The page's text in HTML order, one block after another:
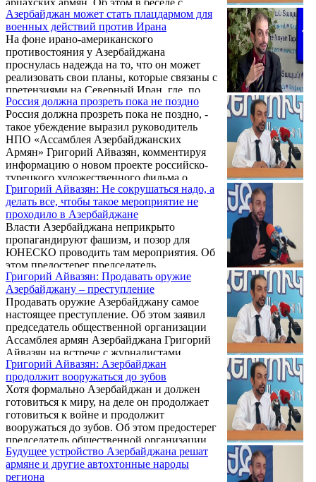
арцахских армян. Об этом в беседе с
журналистами в мемориале Цицернакаберд
13 января заявил глава Ассамблеи армян
Азербайджана Григорий Айвазян.
Азербайджан может стать плацдармом для
военных действий против Ирана
На фоне ирано-американского
противостояния у Азербайджана
проснулась надежда на то, что он может
реализовать свои планы, которые связаны с
претензиями на Северный Иран, где, по
некоторым данным, живет около 30 млн.
азербайджанцев. Об этом на встрече с
журналистами 8 января заявил председатель
Ассамблеи армян Азербайджана Григорий
Айвазян.
Россия должна прозреть пока не поздно
Россия должна прозреть пока не поздно, -
такое убеждение выразил руководитель
НПО «Ассамблея Азербайджанских
Армян» Григорий Айвазян, комментируя
информацию о новом проекте российско-
турецкого художественного фильма о
взаимоотношениях двух стран. Как
сообщает Информационный Центр
«Еркрамас», Григорий Айвазян, в
частности, сказал:
Григорий Айвазян: Не сокрушаться надо, а
делать все, чтобы такое мероприятие не
проходило в Азербайджане
Власти Азербайджана неприкрыто
пропагандируют фашизм, и позор для
ЮНЕСКО проводить там мероприятия. Об
этом предостерег председатель
общественной организации Ассамблея
армян Азербайджана Григорий Айвазян на
встрече с журналистами.
Григорий Айвазян: Продавать оружие
Азербайджану – преступление
Продавать оружие Азербайджану самое
настоящее преступление. Об этом заявил
председатель общественной организации
Ассамблея армян Азербайджана Григорий
Айвазян на встрече с журналистами.
Григорий Айвазян: Азербайджан
продолжит вооружаться до зубов
Хотя формально Азербайджан и должен
готовиться к миру, на деле он продолжает
готовиться к войне и продолжит
вооружаться до зубов. Об этом предостерег
председатель общественной организации
Ассамблея армян Азербайджана Григорий
Айвазян на встрече с журналистами.
Будущее устройство Азербайджана решат
армяне и другие автохтонные народы
региона